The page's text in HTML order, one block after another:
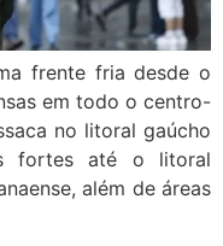
frente fria desde o
em todo o centro-
no litoral gaúcho
fortes até o litoral
além de áreas